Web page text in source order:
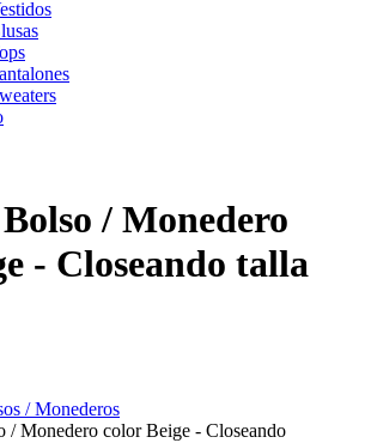
/ Monedero
- Closeando talla
/ Monederos
/ Monedero color Beige - Closeando